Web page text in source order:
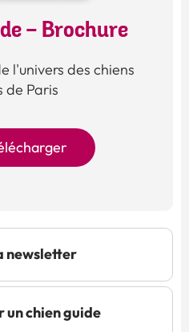
- Brochure
l'univers des chiens
de Paris
newsletter
un chien guide